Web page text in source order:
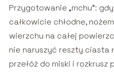
Przygotowanie „mchu”:
całkowicie chłodne,
wierzchu na całej
nie naruszyć reszty ciasta
przełóż do miski i rozkrusz